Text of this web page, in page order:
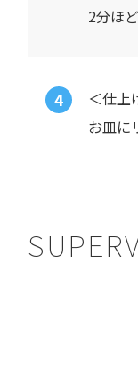
2分ほ
＜仕上
お皿に